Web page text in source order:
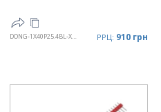
DONG-1X40P25.4BL-X100 РРЦ: 910 грн